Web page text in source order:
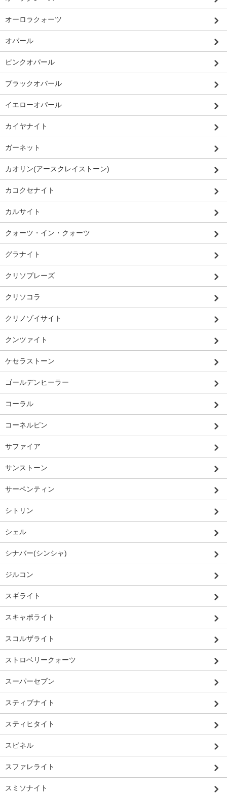
オーロラクォーツ
オパール
ピンクオパール
ブラックオパール
イエローオパール
カイヤナイト
ガーネット
カオリン(アースクレイストーン)
カコクセナイト
カルサイト
クォーツ・イン・クォーツ
グラナイト
クリソプレーズ
クリソコラ
クリノゾイサイト
クンツァイト
ケセラストーン
ゴールデンヒーラー
コーラル
コーネルピン
サファイア
サンストーン
サーペンティン
シトリン
シェル
シナバー(シンシャ)
ジルコン
スギライト
スキャポライト
スコルザライト
ストロベリークォーツ
スーパーセブン
スティブナイト
スティヒタイト
スピネル
スファレライト
スミソナイト